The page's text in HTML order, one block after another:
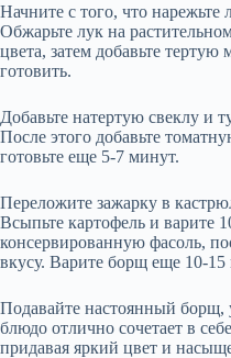
Начните с того, что нарежьте
Обжарьте лук на
цвета, затем добавьте
готовить.
Добавьте натертую свеклу и
После этого добавьте
готовьте еще 5-7 минут.
Переложите зажарку в
Всыпьте картофель и варите
консервированную фасоль,
вкусу. Варите борщ еще 10-15
Подавайте настоянный борщ,
блюдо отлично сочетает в
придавая яркий цвет и